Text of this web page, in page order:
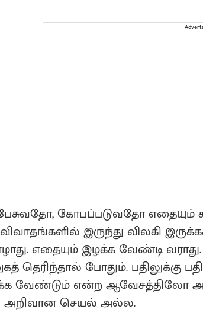
பேசுவதோ, கோபப்படுவதோ எதையும்
இருந்து விலகி
எதையும் இழக்க வேண்டி
தெரிந்தால் போதும். பதிலுக்கு
வேண்டும் என்ற ஆவேசத்திலோ
அறிவான செயல் அல்ல.